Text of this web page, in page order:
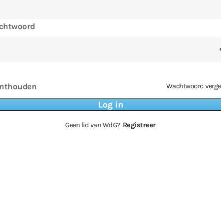
Wachtwoord
Geen lid van WdG? Registreer